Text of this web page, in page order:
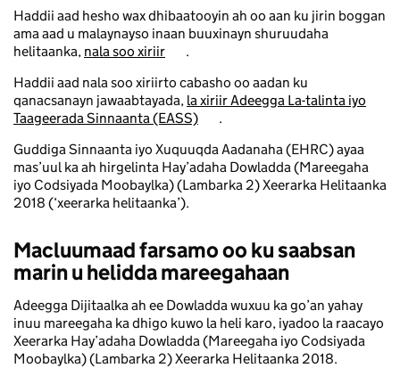
Haddii aad hesho wax dhibaatooyin ah oo aan ku jirin boggan
ama aad u malaynayso inaan buuxinayn shuruudaha
helitaanka, nala soo xiriir
.
Haddii aad nala soo xiriirto cabasho oo aadan ku
qanacsanayn jawaabtayada, la xiriir Adeegga La-talinta iyo
Taageerada Sinnaanta (EASS)
.
Guddiga Sinnaanta iyo Xuquuqda Aadanaha (EHRC) ayaa
mas’uul ka ah hirgelinta Hay’adaha Dowladda (Mareegaha
iyo Codsiyada Moobaylka) (Lambarka 2) Xeerarka Helitaanka
2018 (‘xeerarka helitaanka’).
Macluumaad farsamo oo ku saabsan
marin u helidda mareegahaan
Adeegga Dijitaalka ah ee Dowladda wuxuu ka go’an yahay
inuu mareegaha ka dhigo kuwo la heli karo, iyadoo la raacayo
Xeerarka Hay’adaha Dowladda (Mareegaha iyo Codsiyada
Moobaylka) (Lambarka 2) Xeerarka Helitaanka 2018.